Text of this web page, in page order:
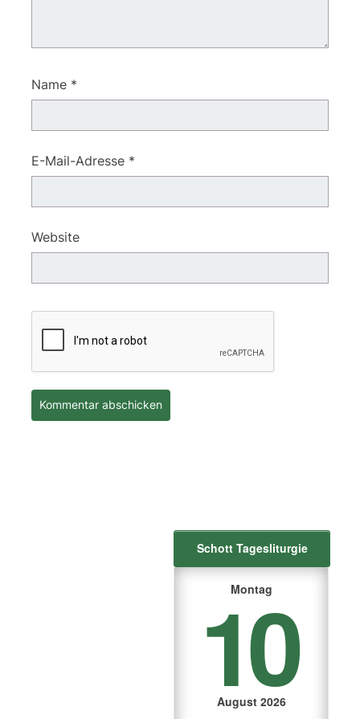
Name *
E-Mail-Adresse *
Website
Schott Tagesliturgie
Montag
10
August 2026